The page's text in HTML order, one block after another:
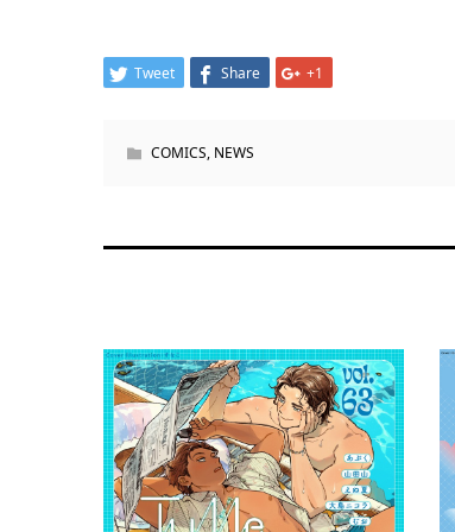
Tweet Share +1
COMICS, NEWS